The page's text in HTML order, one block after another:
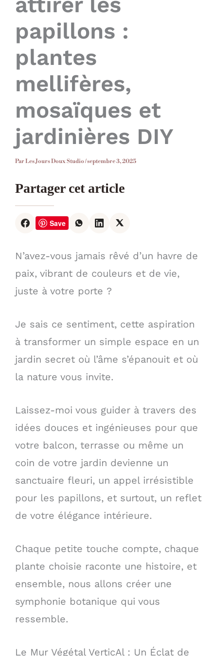
papillons :
plantes
mellifères,
mosaïques et
jardinières DIY
ParLes Jours Doux Studio/septembre 3, 2025
Partager cet article
Save
N’avez-vous jamais rêvé d’un havre de
paix, vibrant de couleurs et de vie,
juste à votre porte ?
Je sais ce sentiment, cette aspiration
à transformer un simple espace en un
jardin secret où l’âme s’épanouit et où
la nature vous invite.
Laissez-moi vous guider à travers des
idées douces et ingénieuses pour que
votre balcon, terrasse ou même un
coin de votre jardin devienne un
sanctuaire fleuri, un appel irrésistible
pour les papillons, et surtout, un reflet
de votre élégance intérieure.
Chaque petite touche compte, chaque
plante choisie raconte une histoire, et
ensemble, nous allons créer une
symphonie botanique qui vous
ressemble.
Le Mur Végétal VerticAl : Un Éclat de